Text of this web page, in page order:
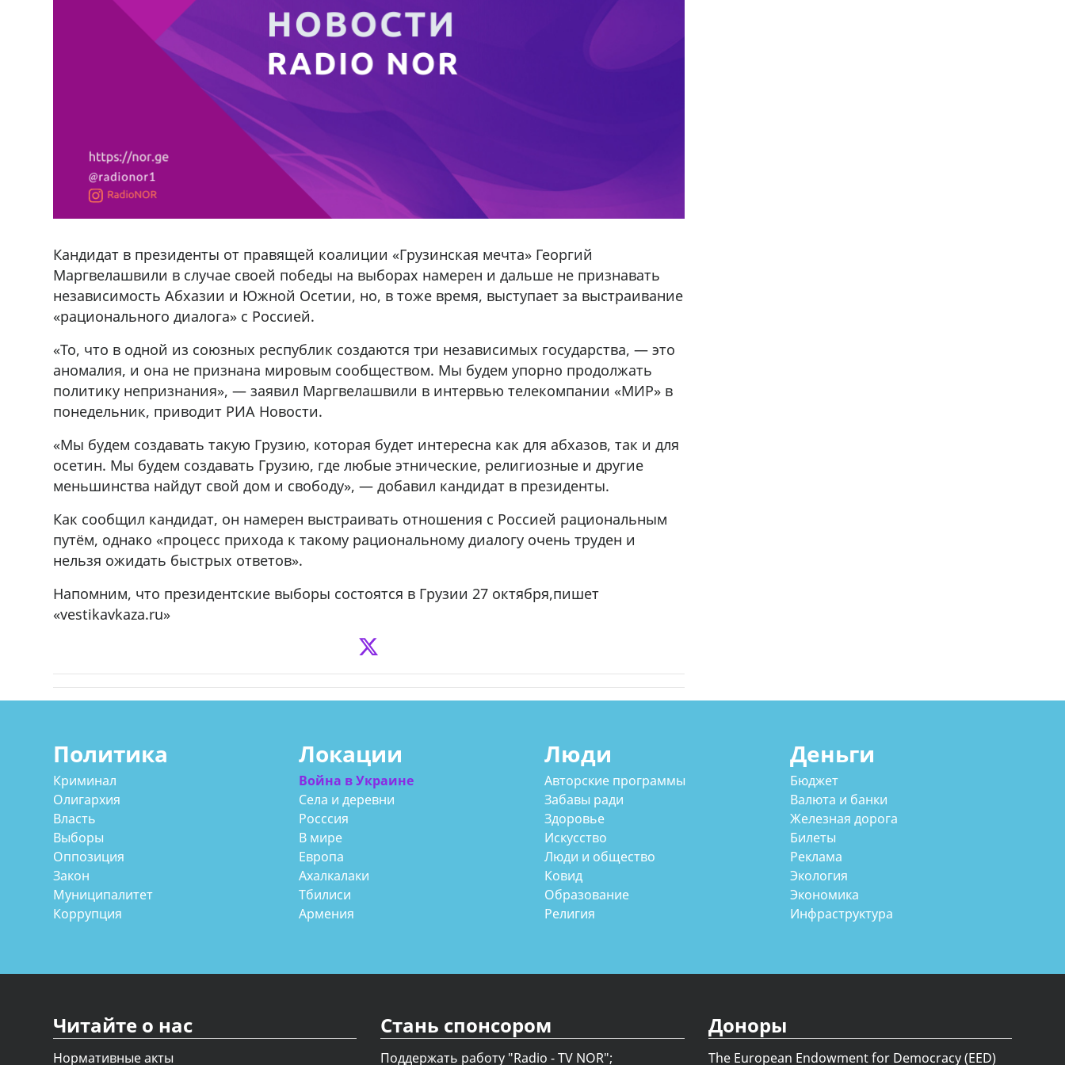
Кандидат в президенты от правящей коалиции «Грузинская мечта» Георгий
Маргвелашвили в случае своей победы на выборах намерен и дальше не признавать
независимость Абхазии и Южной Осетии, но, в тоже время, выступает за выстраивание
«рационального диалога» с Россией.
«То, что в одной из союзных республик создаются три независимых государства, — это
аномалия, и она не признана мировым сообществом. Мы будем упорно продолжать
политику непризнания», — заявил Маргвелашвили в интервью телекомпании «МИР» в
понедельник, приводит РИА Новости.
«Мы будем создавать такую Грузию, которая будет интересна как для абхазов, так и для
осетин. Мы будем создавать Грузию, где любые этнические, религиозные и другие
меньшинства найдут свой дом и свободу», — добавил кандидат в президенты.
Как сообщил кандидат, он намерен выстраивать отношения с Россией рациональным
путём, однако «процесс прихода к такому рациональному диалогу очень труден и
нельзя ожидать быстрых ответов».
Напомним, что президентские выборы состоятся в Грузии 27 октября,пишет
«vestikavkaza.ru»
Политика
Криминал
Олигархия
Власть
Выборы
Оппозиция
Закон
Муниципалитет
Коррупция
Локации
Война в Украине
Села и деревни
Росссия
В мире
Европа
Ахалкалаки
Тбилиси
Армения
Люди
Авторские программы
Забавы ради
Здоровье
Искусство
Люди и общество
Ковид
Образование
Религия
Деньги
Бюджет
Валюта и банки
Железная дорога
Билеты
Реклама
Экология
Экономика
Инфраструктура
Читайте о нас
Нормативные акты
Стань спонсором
Поддержать работу "Radio - TV NOR";
Доноры
The European Endowment for Democracy (EED)